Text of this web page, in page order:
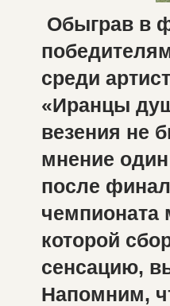
Обыграв в
среди
«Иранцы
везения не
мнение
после
чемпионата
которой
сенсацию,
Напомним,